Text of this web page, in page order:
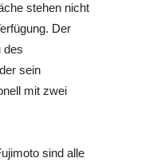
stehen nicht
Der
des
sein
mit zwei
sind alle